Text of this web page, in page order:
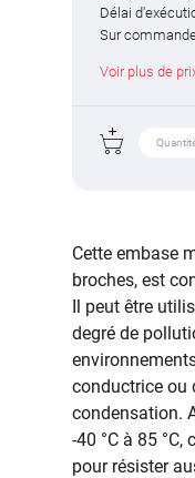
Délai
Sur
Voir plus de
Cette embase
broches, est
Il peut être
degré de
conductrice ou
condensation.
-40 °C à 85
pour résister